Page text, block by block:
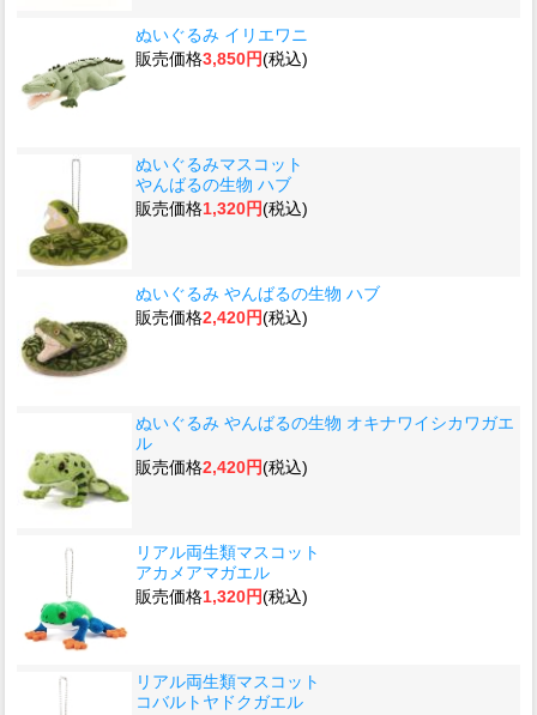
ぬいぐるみ イリエワニ
販売価格3,850円(税込)
ぬいぐるみマスコット
やんばるの生物 ハブ
販売価格1,320円(税込)
ぬいぐるみ やんばるの生物 ハブ
販売価格2,420円(税込)
ぬいぐるみ やんばるの生物 オキナワイシカワガエ
ル
販売価格2,420円(税込)
リアル両生類マスコット
アカメアマガエル
販売価格1,320円(税込)
リアル両生類マスコット
コバルトヤドクガエル